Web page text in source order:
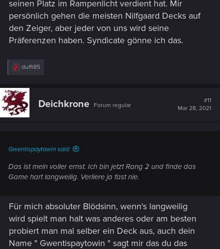
seinen Platz im Rampenlicht verdient hat. Mir
persönlich gehen die meisten Nilfgaard Decks auf
den Zeiger, aber jeder von uns wird seine
Präferenzen haben. Syndicate gönne ich das.
R
c
t
i
o
duffi85
Deichkrone Forum regular
#11
Mar 28, 2021
Gwentispaytowin said:
Das ist mein voller ernst. Ich bin jetzt Rang 2 und finde das
Game hart langweilig. Verliere ja fast nie.
Für mich absoluter Blödsinn, wenn's langweilig
wird spielt man halt was anderes oder am besten
probiert man mal selber ein Deck aus, auch dein
Name " Gwentispaytowin " sagt mir das du das